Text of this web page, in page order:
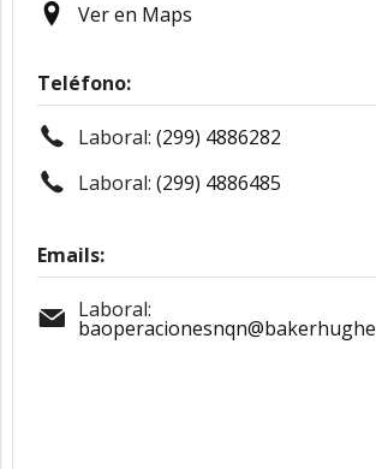
Ver en Maps
Teléfono:
Laboral: (299) 4886282
Laboral: (299) 4886485
Emails:
Laboral: